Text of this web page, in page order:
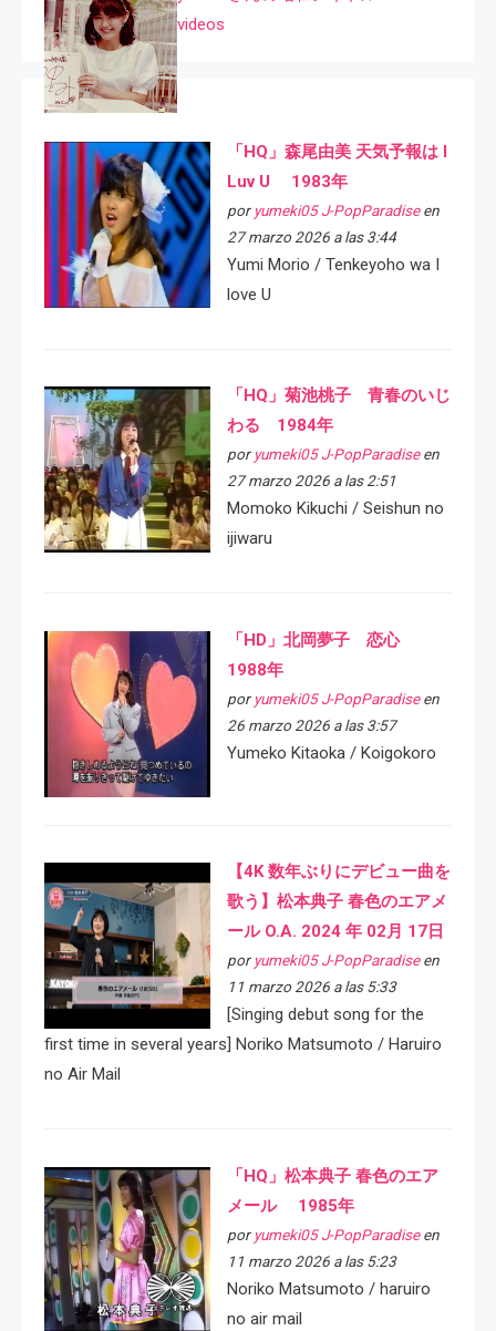
videos
「HQ」森尾由美 天気予報は I
Luv U 1983年
por yumeki05 J-PopParadiseen
27 marzo 2026 a las 3:44
Yumi Morio / Tenkeyoho wa I
love U
「HQ」菊池桃子 青春のいじ
わる 1984年
por yumeki05 J-PopParadiseen
27 marzo 2026 a las 2:51
Momoko Kikuchi / Seishun no
ijiwaru
「HD」北岡夢子 恋心
1988年
por yumeki05 J-PopParadiseen
26 marzo 2026 a las 3:57
Yumeko Kitaoka / Koigokoro
【4K 数年ぶりにデビュー曲を
歌う】松本典子 春色のエアメ
ール O.A. 2024 年 02月 17日
por yumeki05 J-PopParadiseen
11 marzo 2026 a las 5:33
[Singing debut song for the
first time in several years] Noriko Matsumoto / Haruiro
no Air Mail
「HQ」松本典子 春色のエア
メール 1985年
por yumeki05 J-PopParadiseen
11 marzo 2026 a las 5:23
Noriko Matsumoto / haruiro
no air mail